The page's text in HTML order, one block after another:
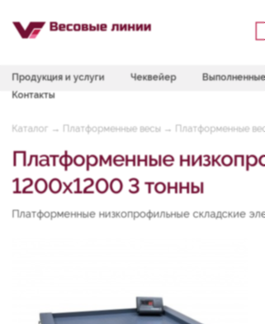
Продукция и услуги Чеквейер
Контакты
Каталог → Платформенные весы → Платформенные
Платформенные
1200х1200 3 тонны
Платформенные низкопрофильные складские